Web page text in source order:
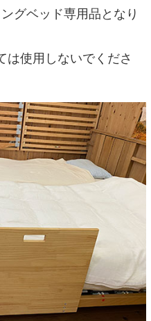
グベッド専用品となり
は使用しないでくださ